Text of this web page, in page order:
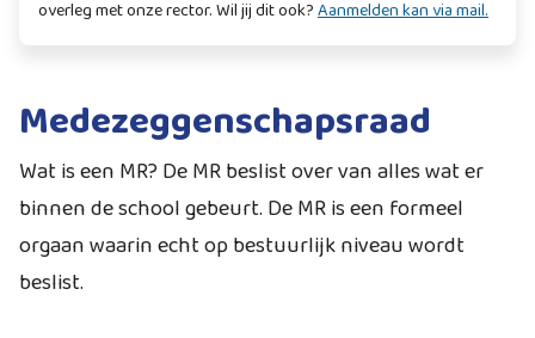
overleg met onze rector. Wil jij dit ook?Aanmelden kan via mail.
Medezeggenschapsraad
Wat is een MR? De MR beslist over van alles wat er
binnen de school gebeurt. De MR is een formeel
orgaan waarin echt op bestuurlijk niveau wordt
beslist.